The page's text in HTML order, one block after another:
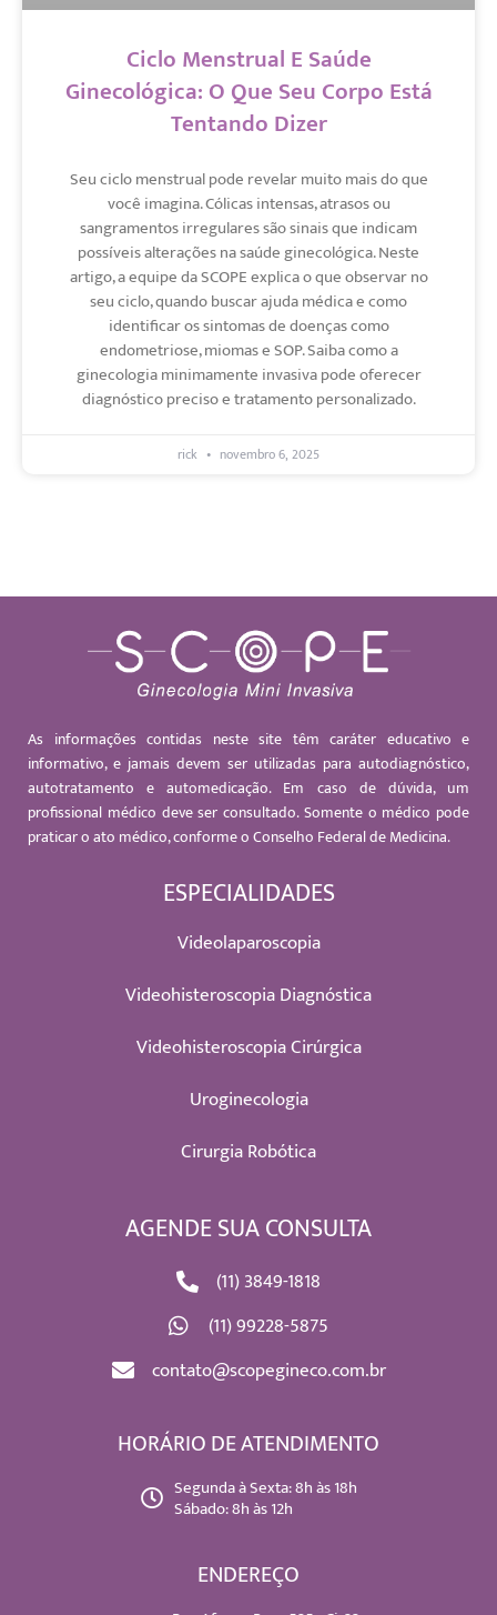
Ciclo Menstrual E Saúde
Ginecológica: O Que Seu Corpo Está
Tentando Dizer
Seu ciclo menstrual pode revelar muito mais do que
você imagina. Cólicas intensas, atrasos ou
sangramentos irregulares são sinais que indicam
possíveis alterações na saúde ginecológica. Neste
artigo, a equipe da SCOPE explica o que observar no
seu ciclo, quando buscar ajuda médica e como
identificar os sintomas de doenças como
endometriose, miomas e SOP. Saiba como a
ginecologia minimamente invasiva pode oferecer
diagnóstico preciso e tratamento personalizado.
rick novembro 6, 2025
As informações contidas neste site têm caráter educativo e
informativo, e jamais devem ser utilizadas para autodiagnóstico,
autotratamento e automedicação. Em caso de dúvida, um
profissional médico deve ser consultado. Somente o médico pode
praticar o ato médico, conforme o Conselho Federal de Medicina.
ESPECIALIDADES
Videolaparoscopia
Videohisteroscopia Diagnóstica
Videohisteroscopia Cirúrgica
Uroginecologia
Cirurgia Robótica
AGENDE SUA CONSULTA
(11) 3849-1818
(11) 99228-5875
contato@scopegineco.com.br
HORÁRIO DE ATENDIMENTO
Segunda à Sexta: 8h às 18h
Sábado: 8h às 12h
ENDEREÇO